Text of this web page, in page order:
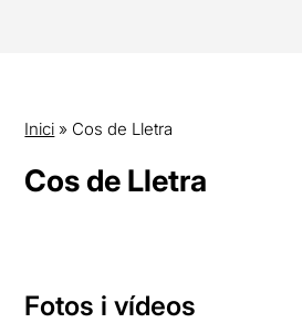
Inici » Cos de Lletra
Cos de Lletra
Fotos i vídeos